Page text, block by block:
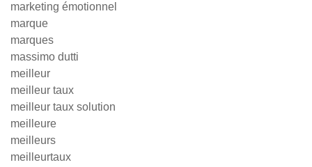
marketing émotionnel
marque
marques
massimo dutti
meilleur
meilleur taux
meilleur taux solution
meilleure
meilleurs
meilleurtaux